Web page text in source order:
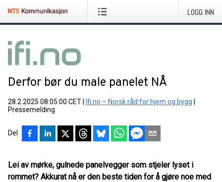
LOGG INN
Derfor bør du male panelet NÅ
28.2.2025 08:05:00 CET Ifi.no – Norsk råd for hjem og bygg
Pressemelding
Del
Lei av mørke, gulnede panelvegger som stjeler lyset i
rommet? Akkurat nå er den beste tiden for å gjøre noe med